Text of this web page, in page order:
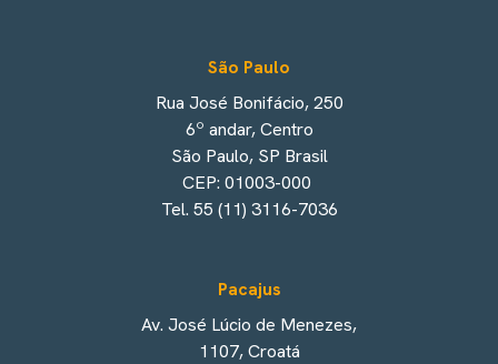
São Paulo
Rua José Bonifácio, 250
6º andar, Centro
São Paulo, SP Brasil
CEP: 01003-000
Tel. 55 (11) 3116-7036
Pacajus
Av. José Lúcio de Menezes,
1107, Croatá